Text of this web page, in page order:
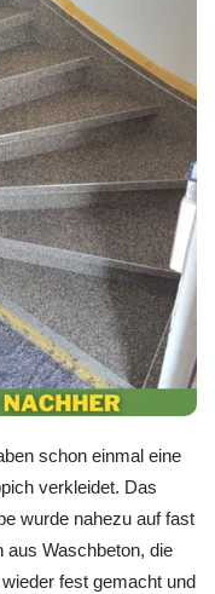
schon einmal eine
verkleidet. Das
wurde nahezu auf fast
aus Waschbeton, die
fest gemacht und